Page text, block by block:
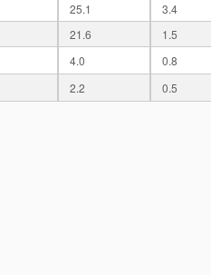
25.1
3.4
21.6
1.5
4.0
0.8
2.2 0.5